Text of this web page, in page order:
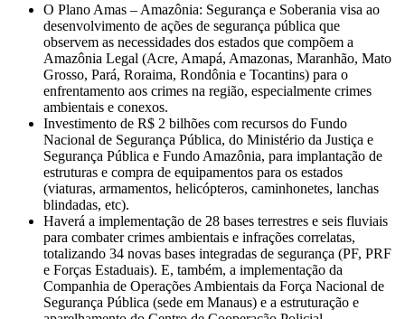
O Plano Amas – Amazônia: Segurança e Soberania visa ao
desenvolvimento de ações de segurança pública que
observem as necessidades dos estados que compõem a
Amazônia Legal (Acre, Amapá, Amazonas, Maranhão, Mato
Grosso, Pará, Roraima, Rondônia e Tocantins) para o
enfrentamento aos crimes na região, especialmente crimes
ambientais e conexos.
Investimento de R$ 2 bilhões com recursos do Fundo
Nacional de Segurança Pública, do Ministério da Justiça e
Segurança Pública e Fundo Amazônia, para implantação de
estruturas e compra de equipamentos para os estados
(viaturas, armamentos, helicópteros, caminhonetes, lanchas
blindadas, etc).
Haverá a implementação de 28 bases terrestres e seis fluviais
para combater crimes ambientais e infrações correlatas,
totalizando 34 novas bases integradas de segurança (PF, PRF
e Forças Estaduais). E, também, a implementação da
Companhia de Operações Ambientais da Força Nacional de
Segurança Pública (sede em Manaus) e a estruturação e